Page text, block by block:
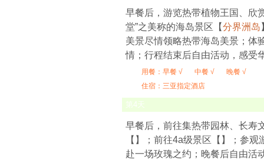
早餐后，游览热带植物王国、欣
堂”之美称的海岛景区【分界洲岛
美景尽情领略热带海岛美景；体
情；行程结束后自由活动，感受
用餐： 早餐 √ 中餐 √
晚餐 √
住宿：三亚指定酒店
第4天
早餐后，前往集热带园林、长寿
【 】；前往4a级景区【 】；参观
赴一场玫瑰之约；晚餐后自由活